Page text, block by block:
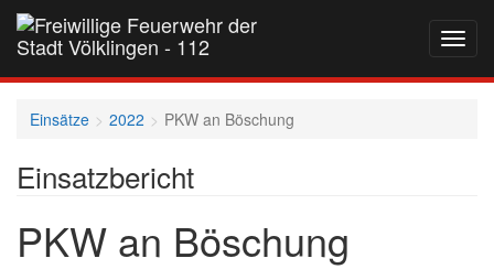
auf-
und
Einsätze 2022 PKW an Böschung
Einsatzbericht
PKW an Böschung